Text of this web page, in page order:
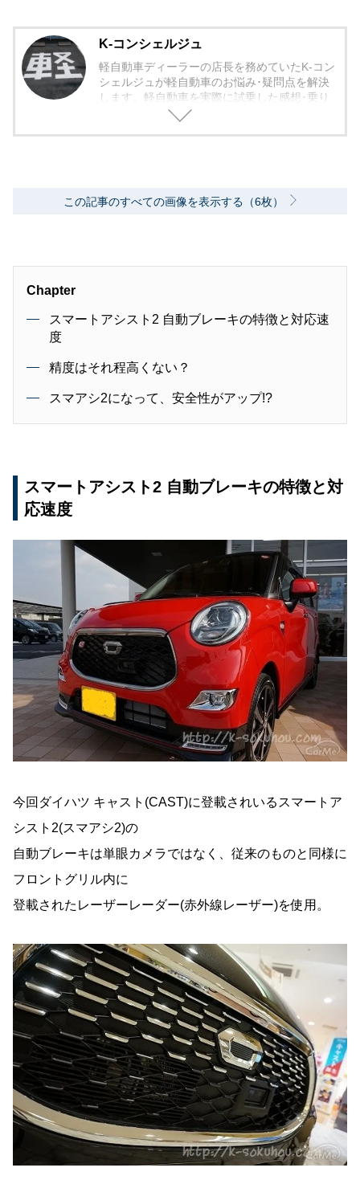
K-コンシェルジュ
軽自動車ディーラーの店長を務めていたK-コン
シェルジュが軽自動車のお悩み･疑問点を解決
します。軽自動車を実際に試乗した感想･乗り
心地から欠点まで包み隠さず紹介していきま
この記事のすべての画像を表示する（6枚）
Chapter
スマートアシスト2 自動ブレーキの特徴と対応速
度
精度はそれ程高くない？
スマアシ2になって、安全性がアップ!?
スマートアシスト2 自動ブレーキの特徴と対
応速度
今回ダイハツ キャスト(CAST)に登載されいるスマートア
シスト2(スマアシ2)の
自動ブレーキは単眼カメラではなく、従来のものと同様に
フロントグリル内に
登載されたレーザーレーダー(赤外線レーザー)を使用。